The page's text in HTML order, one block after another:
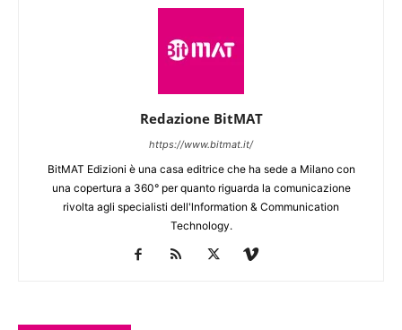
Redazione BitMAT
https://www.bitmat.it/
BitMAT Edizioni è una casa editrice che ha sede a Milano con
una copertura a 360° per quanto riguarda la comunicazione
rivolta agli specialisti dell'lnformation & Communication
Technology.